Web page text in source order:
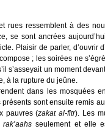
rues ressemblent à des
se sont ancrées
Plaisir de parler, d’ouvrir
; les soirées ne
s’asseyait un moment
à la rupture du jeûne.
dans les mosquées
sont ensuite remis
pauvres (zakat al-fitr). Les
rak’aahs seulement et elle